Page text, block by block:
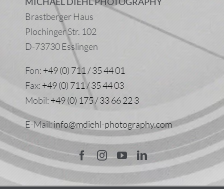
Brastberger Haus
Plochinger Str. 102
D-73730 Esslingen
Fon: +49 (0) 711 / 35 44 01
Fax: +49 (0) 711 / 35 44 03
Mobil: +49 (0) 175 / 33 66 22 3
E-Mail:info@mdiehl-photography.com